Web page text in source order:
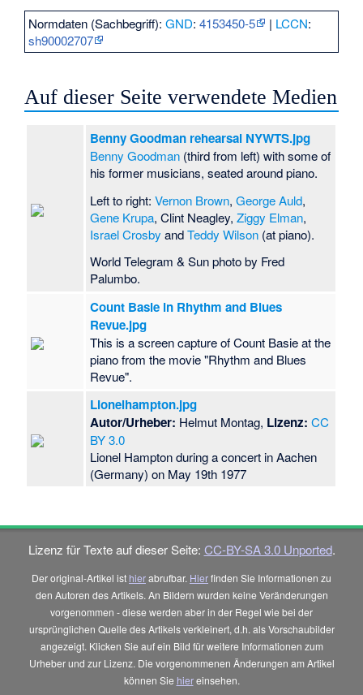
Normdaten (Sachbegriff):GND:4153450-5 | LCCN:
sh90002707
Auf dieser Seite verwendete Medien
Benny Goodman rehearsal NYWTS.jpg
Benny Goodman (third from left) with some of
his former musicians, seated around piano.
Left to right:Vernon Brown,George Auld,
Gene Krupa, Clint Neagley,Ziggy Elman,
Israel Crosby andTeddy Wilson (at piano).
World Telegram & Sun photo by Fred
Palumbo.
Count Basie in Rhythm and Blues
Revue.jpg
This is a screen capture of Count Basie at the
piano from the movie "Rhythm and Blues
Revue".
Lionelhampton.jpg
Autor/Urheber: Helmut Montag, Lizenz: CC
BY 3.0
Lionel Hampton during a concert in Aachen
(Germany) on May 19th 1977
Lizenz für Texte auf dieser Seite: CC-BY-SA 3.0 Unported.
Der original-Artikel ist hierabrufbar. Hierfinden Sie Informationen zu
den Autoren des Artikels. An Bildern wurden keine Veränderungen
vorgenommen - diese werden aber in der Regel wie bei der
ursprünglichen Quelle des Artikels verkleinert, d.h. als Vorschaubilder
angezeigt. Klicken Sie auf ein Bild für weitere Informationen zum
Urheber und zur Lizenz. Die vorgenommenen Änderungen am Artikel
können Sie hiereinsehen.